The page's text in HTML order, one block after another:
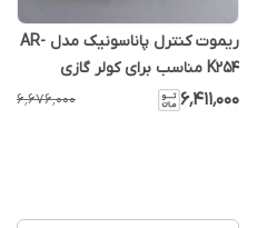
ریموت کنترل پاناسونیک مدل AR-
K254 مناسب برای کولر گازی
Panasonic استوک
۶٬۴۱۱٬۰۰۰ ۶٬۶۷۶٬۰۰۰